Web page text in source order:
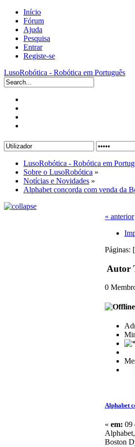
Início
Fórum
Ajuda
Pesquisa
Entrar
Registe-se
LusoRobótica - Robótica em Português
LusoRobótica - Robótica em
Sobre o LusoRobótica »
Notícias e Novidades »
Alphabet concorda com venda da
« anterior
Páginas: [
Autor
0
Alphabet
« em: 09
Boston